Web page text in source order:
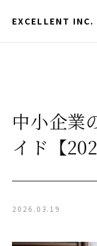
EXCELLENT INC.
中小企業
イド【
2026.03.19